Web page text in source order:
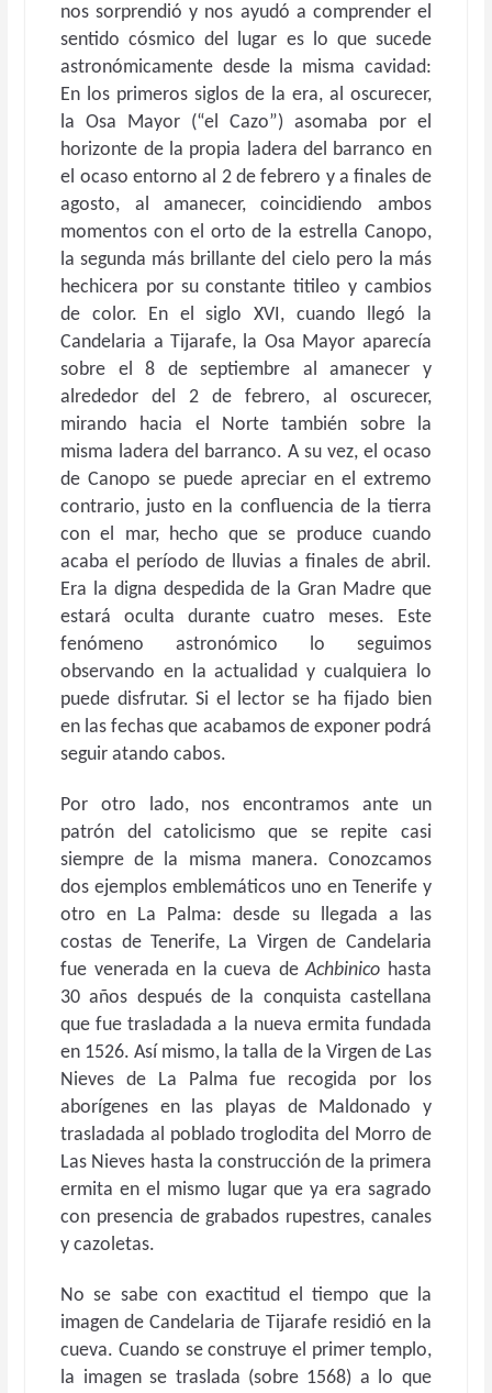
nos sorprendió y nos ayudó a comprender el
sentido cósmico del lugar es lo que sucede
astronómicamente desde la misma cavidad:
En los primeros siglos de la era, al oscurecer,
la Osa Mayor (“el Cazo”) asomaba por el
horizonte de la propia ladera del barranco en
el ocaso entorno al 2 de febrero y a finales de
agosto, al amanecer, coincidiendo ambos
momentos con el orto de la estrella Canopo,
la segunda más brillante del cielo pero la más
hechicera por su constante titileo y cambios
de color. En el siglo XVI, cuando llegó la
Candelaria a Tijarafe, la Osa Mayor aparecía
sobre el 8 de septiembre al amanecer y
alrededor del 2 de febrero, al oscurecer,
mirando hacia el Norte también sobre la
misma ladera del barranco. A su vez, el ocaso
de Canopo se puede apreciar en el extremo
contrario, justo en la confluencia de la tierra
con el mar, hecho que se produce cuando
acaba el período de lluvias a finales de abril.
Era la digna despedida de la Gran Madre que
estará oculta durante cuatro meses. Este
fenómeno astronómico lo seguimos
observando en la actualidad y cualquiera lo
puede disfrutar. Si el lector se ha fijado bien
en las fechas que acabamos de exponer podrá
seguir atando cabos.
Por otro lado, nos encontramos ante un
patrón del catolicismo que se repite casi
siempre de la misma manera. Conozcamos
dos ejemplos emblemáticos uno en Tenerife y
otro en La Palma: desde su llegada a las
costas de Tenerife, La Virgen de Candelaria
fue venerada en la cueva deAchbinico hasta
30 años después de la conquista castellana
que fue trasladada a la nueva ermita fundada
en 1526. Así mismo, la talla de la Virgen de Las
Nieves de La Palma fue recogida por los
aborígenes en las playas de Maldonado y
trasladada al poblado troglodita del Morro de
Las Nieves hasta la construcción de la primera
ermita en el mismo lugar que ya era sagrado
con presencia de grabados rupestres, canales
y cazoletas.
No se sabe con exactitud el tiempo que la
imagen de Candelaria de Tijarafe residió en la
cueva. Cuando se construye el primer templo,
la imagen se traslada (sobre 1568) a lo que